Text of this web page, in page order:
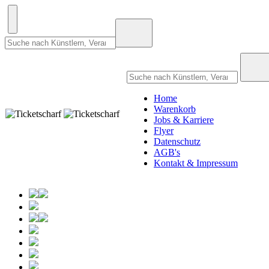
Home
Warenkorb
Jobs & Karriere
Flyer
Datenschutz
AGB's
Kontakt & Impressum